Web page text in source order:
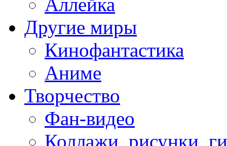
Другие миры
Кинофантастика
Аниме
Творчество
Фан-видео
Коллажи, рисунки,